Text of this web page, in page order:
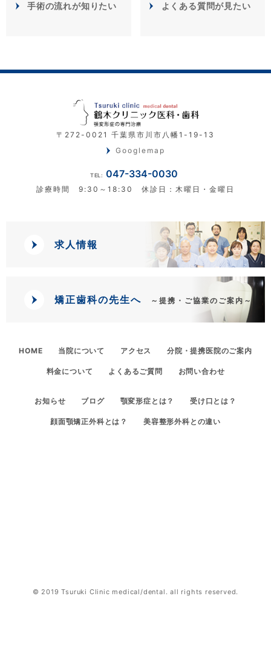
手術の流れが知りたい よくある質問が見たい
〒272-0021 千葉県市川市八幡1-19-13
Googlemap
TEL: 047-334-0030
診療時間 9:30～18:30 休診日：木曜日・金曜日
求人情報
矯正歯科の先生へ ～提携・ご協業のご案内～
HOME 当院について アクセス 分院・提携医院のご案内
料金について よくあるご質問 お問い合わせ
お知らせ ブログ 顎変形症とは？ 受け口とは？
顔面顎矯正外科とは？ 美容整形外科との違い
© 2019 Tsuruki Clinic medical/dental. all rights reserved.